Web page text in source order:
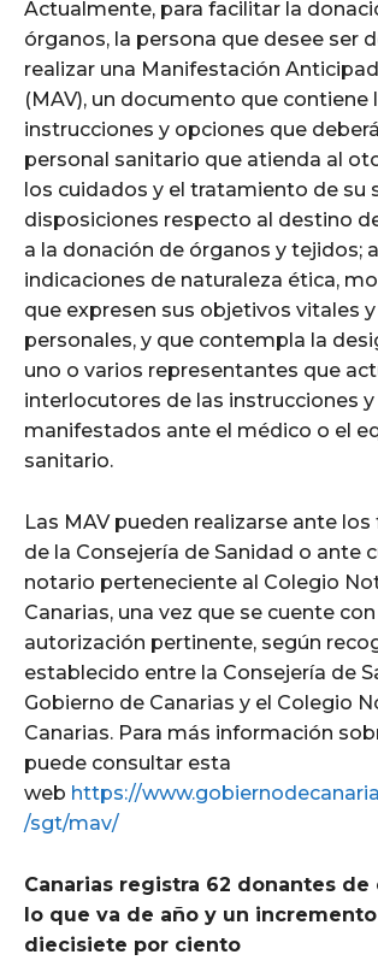
Actualmente, para facilitar la
órganos, la persona que desee ser
realizar una Manifestación
(MAV), un documento que contiene
instrucciones y opciones que
personal sanitario que atienda al
los cuidados y el tratamiento de su
disposiciones respecto al destino
a la donación de órganos y tejidos;
indicaciones de naturaleza ética,
que expresen sus objetivos vitales
personales, y que contempla la
uno o varios representantes que
interlocutores de las instrucciones y
manifestados ante el médico o el
sanitario.
Las MAV pueden realizarse ante
de la Consejería de Sanidad o ante
notario perteneciente al Colegio
Canarias, una vez que se cuente con
autorización pertinente, según
establecido entre la Consejería de
Gobierno de Canarias y el Colegio
Canarias. Para más información
puede consultar esta
web https://
/sgt/mav/
Canarias registra 62 donantes de
lo que va de año y un
diecisiete por ciento